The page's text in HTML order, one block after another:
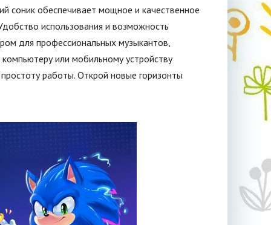
соник обеспечивает мощное и качественное
использования и возможность
для профессиональных музыкантов,
или мобильному устройству
работы. Открой новые горизонты